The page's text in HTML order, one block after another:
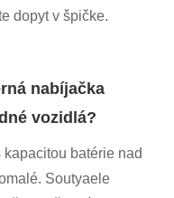
dopyt v špičke.
nabíjačka
vozidlá?
batérie nad
Soutyaele